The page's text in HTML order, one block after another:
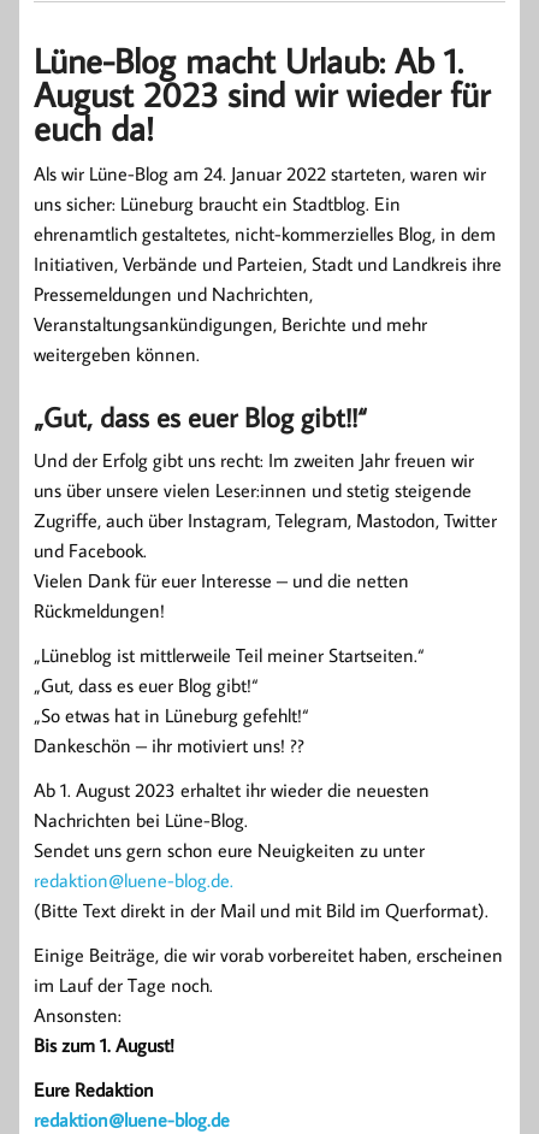
Lüne-Blog macht Urlaub: Ab 1.
August 2023 sind wir wieder für
euch da!
Als wir Lüne-Blog am 24. Januar 2022 starteten, waren wir
uns sicher: Lüneburg braucht ein Stadtblog. Ein
ehrenamtlich gestaltetes, nicht-kommerzielles Blog, in dem
Initiativen, Verbände und Parteien, Stadt und Landkreis ihre
Pressemeldungen und Nachrichten,
Veranstaltungsankündigungen, Berichte und mehr
weitergeben können.
„Gut, dass es euer Blog gibt!!“
Und der Erfolg gibt uns recht: Im zweiten Jahr freuen wir
uns über unsere vielen Leser:innen und stetig steigende
Zugriffe, auch über Instagram, Telegram, Mastodon, Twitter
und Facebook.
Vielen Dank für euer Interesse – und die netten
Rückmeldungen!
„Lüneblog ist mittlerweile Teil meiner Startseiten.“
„Gut, dass es euer Blog gibt!“
„So etwas hat in Lüneburg gefehlt!“
Dankeschön – ihr motiviert uns! ??
Ab 1. August 2023 erhaltet ihr wieder die neuesten
Nachrichten bei Lüne-Blog.
Sendet uns gern schon eure Neuigkeiten zu unter
redaktion@luene-blog.de.
(Bitte Text direkt in der Mail und mit Bild im Querformat).
Einige Beiträge, die wir vorab vorbereitet haben, erscheinen
im Lauf der Tage noch.
Ansonsten:
Bis zum 1. August!
Eure Redaktion
redaktion@luene-blog.de